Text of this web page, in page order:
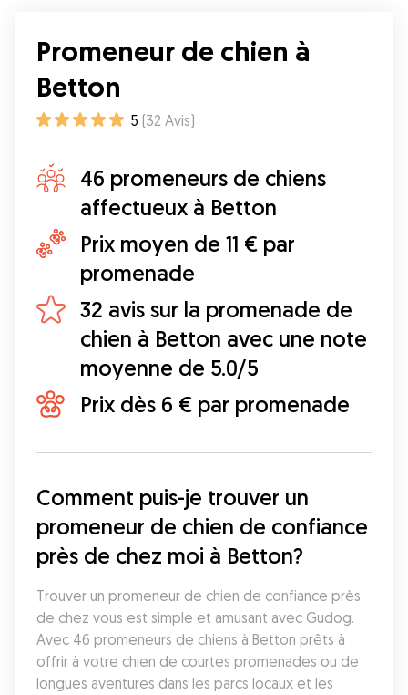
Promeneur de chien à
Betton
5 (32 Avis)
46 promeneurs de chiens
affectueux à Betton
Prix moyen de 11 € par
promenade
32 avis sur la promenade de
chien à Betton avec une note
moyenne de 5.0/5
Prix dès 6 € par promenade
Comment puis-je trouver un
promeneur de chien de confiance
près de chez moi à Betton?
Trouver un promeneur de chien de confiance près
de chez vous est simple et amusant avec Gudog.
Avec 46 promeneurs de chiens à Betton prêts à
offrir à votre chien de courtes promenades ou de
longues aventures dans les parcs locaux et les